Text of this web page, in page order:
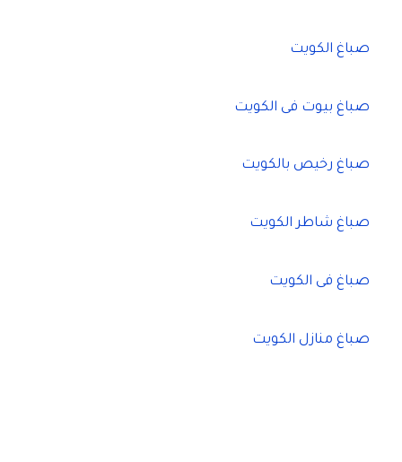
صباغ الكويت
صباغ بيوت فى الكويت
صباغ رخيص بالكويت
صباغ شاطر الكويت
صباغ فى الكويت
صباغ منازل الكويت